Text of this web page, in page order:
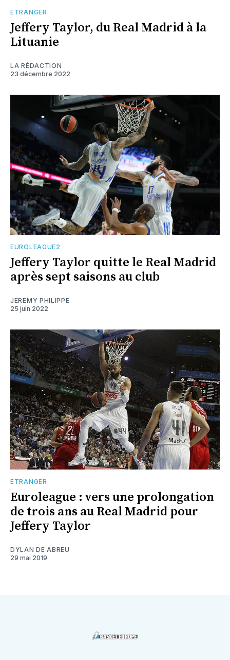
ETRANGER
Jeffery Taylor, du Real Madrid à la
Lituanie
LA RÉDACTION
23 décembre 2022
EUROLEAGUE2
Jeffery Taylor quitte le Real Madrid
après sept saisons au club
JEREMY PHILIPPE
25 juin 2022
ETRANGER
Euroleague : vers une prolongation
de trois ans au Real Madrid pour
Jeffery Taylor
DYLAN DE ABREU
29 mai 2019